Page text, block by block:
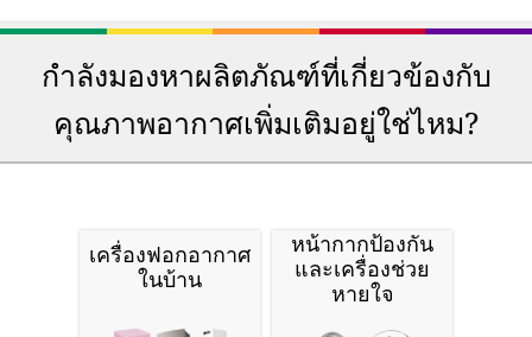
กำลังมองหาผลิตภัณฑ์ที่เกี่ยวข้องกับ
คุณภาพอากาศเพิ่มเติมอยู่ใช่ไหม?
เครื่องฟอกอากาศ
ในบ้าน
หน้ากากป้องกัน
และเครื่องช่วย
หายใจ